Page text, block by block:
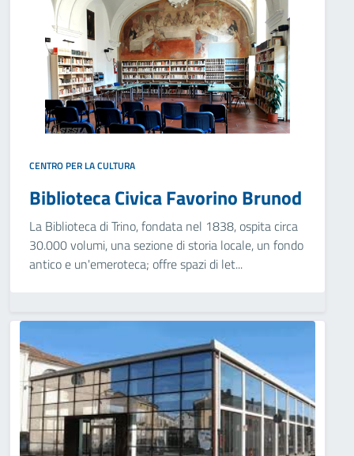
CENTRO PER LA CULTURA
Biblioteca Civica Favorino Brunod
La Biblioteca di Trino, fondata nel 1838, ospita circa
30.000 volumi, una sezione di storia locale, un fondo
antico e un'emeroteca; offre spazi di let...